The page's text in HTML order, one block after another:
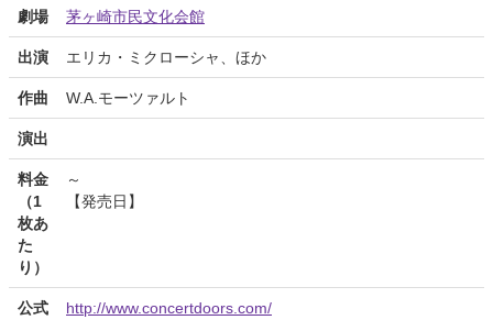
劇場 茅ヶ崎市民文化会館
出演 エリカ・ミクローシャ、ほか
作曲 W.A.モーツァルト
演出
料金
（1
枚あ
た
り）
～
【発売日】
公式
http://www.concertdoors.com/